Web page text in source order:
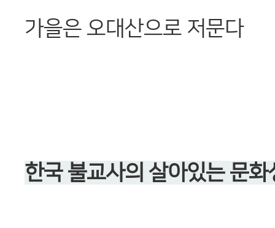
본문
가을은 오대산으로 저문다
한국 불교사의 살아있는 문화